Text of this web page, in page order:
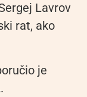
Lavrov
rat, ako
je